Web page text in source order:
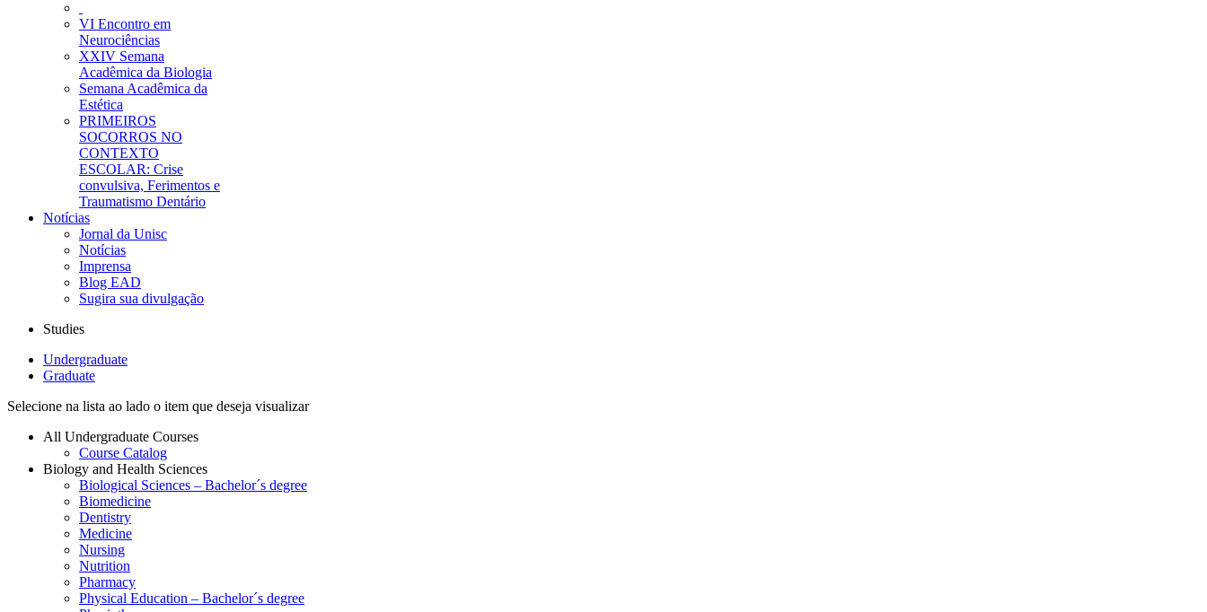
VI Encontro em
Neurociências
XXIV Semana
Acadêmica da Biologia
Semana Acadêmica da
Estética
PRIMEIROS
SOCORROS NO
CONTEXTO
ESCOLAR: Crise
convulsiva, Ferimentos e
Traumatismo Dentário
Notícias
Jornal da Unisc
Notícias
Imprensa
Blog EAD
Sugira sua divulgação
Studies
Undergraduate
Graduate
Selecione na lista ao lado o item que deseja visualizar
All Undergraduate Courses
Course Catalog
Biology and Health Sciences
Biological Sciences – Bachelor´s degree
Biomedicine
Dentistry
Medicine
Nursing
Nutrition
Pharmacy
Physical Education – Bachelor´s degree